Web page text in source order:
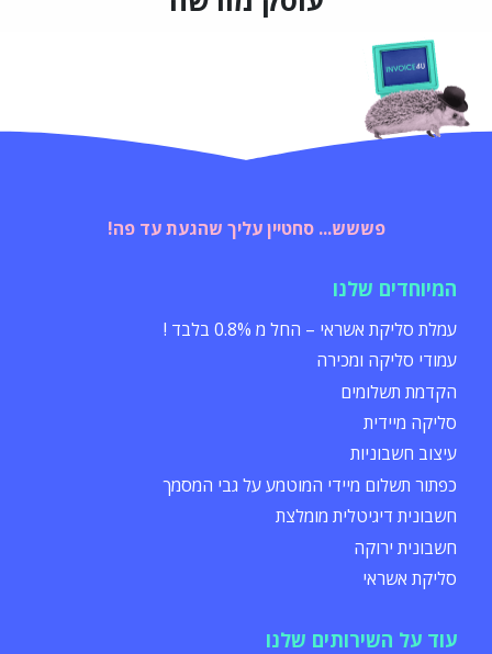
פששש... סחטיין עליך שהגעת עד פה!
המיוחדים שלנו
עמלת סליקת אשראי – החל מ 0.8% בלבד !
עמודי סליקה ומכירה
הקדמת תשלומים
סליקה מיידית
עיצוב חשבוניות
כפתור תשלום מיידי המוטמע על גבי המסמך
חשבונית דיגיטלית מומלצת
חשבונית ירוקה
סליקת אשראי
עוד על השירותים שלנו